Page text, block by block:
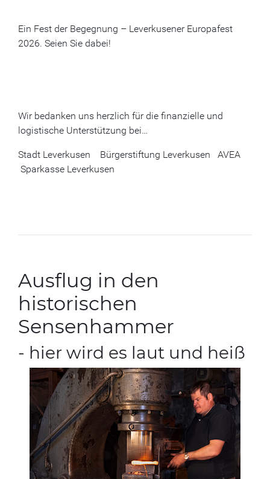
Ein Fest der Begegnung – Leverkusener Europafest
2026. Seien Sie dabei!
Wir bedanken uns herzlich für die finanzielle und
logistische Unterstützung bei…
Stadt Leverkusen Bürgerstiftung Leverkusen AVEA
Sparkasse Leverkusen
Ausflug in den
historischen
Sensenhammer
- hier wird es laut und heiß